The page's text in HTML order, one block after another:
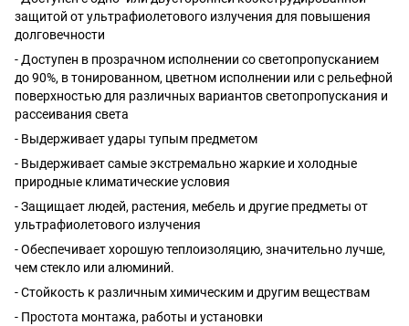
защитой от ультрафиолетового излучения для повышения
долговечности
- Доступен в прозрачном исполнении со светопропусканием
до 90%, в тонированном, цветном исполнении или с рельефной
поверхностью для различных вариантов светопропускания и
рассеивания света
- Выдерживает удары тупым предметом
- Выдерживает самые экстремально жаркие и холодные
природные климатические условия
- Защищает людей, растения, мебель и другие предметы от
ультрафиолетового излучения
- Обеспечивает хорошую теплоизоляцию, значительно лучше,
чем стекло или алюминий.
- Стойкость к различным химическим и другим веществам
- Простота монтажа, работы и установки